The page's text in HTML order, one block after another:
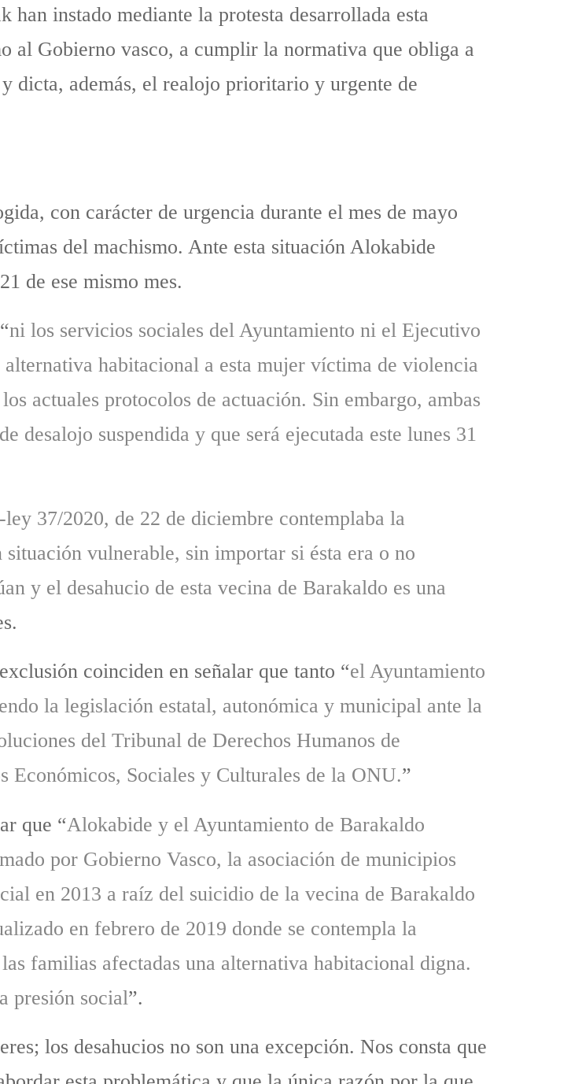
instado mediante la protesta desarrollada esta
al Gobierno vasco, a cumplir la normativa que obliga a
dicta, además, el realojo prioritario y urgente de
con carácter de urgencia durante el mes de mayo
del machismo. Ante esta situación Alokabide
de ese mismo mes.
ni los servicios sociales del Ayuntamiento ni el Ejecutivo
habitacional a esta mujer víctima de violencia
actuales protocolos de actuación. Sin embargo, ambas
desalojo suspendida y que será ejecutada este lunes 31
37/2020, de 22 de diciembre contemplaba la
vulnerable, sin importar si ésta era o no
y el desahucio de esta vecina de Barakaldo es una
coinciden en señalar que tanto “el Ayuntamiento
la legislación estatal, autonómica y municipal ante la
del Tribunal de Derechos Humanos de
Económicos, Sociales y Culturales de la ONU.”
que “Alokabide y el Ayuntamiento de Barakaldo
por Gobierno Vasco, la asociación de municipios
en 2013 a raíz del suicidio de la vecina de Barakaldo
en febrero de 2019 donde se contempla la
familias afectadas una alternativa habitacional digna.
presión social”.
los desahucios no son una excepción. Nos consta que